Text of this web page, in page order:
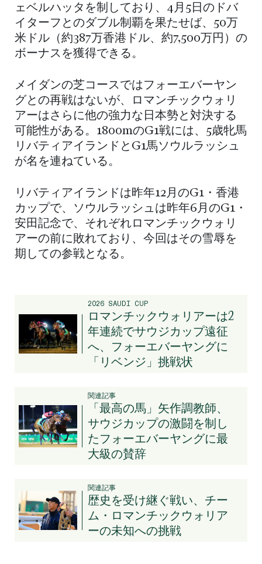
ェベルハッタを制しており、4月5日のドバ
イターフとのダブル制覇を果たせば、50万
米ドル（約387万香港ドル、約7,500万円）の
ボーナスを獲得できる。
メイダンの芝コースではフォーエバーヤン
グとの再戦はないが、ロマンチックウォリ
アーはさらに他の強力な日本勢と対決する
可能性がある。1800mのG1戦には、5歳牝馬
リバティアイランドとG1馬ソウルラッシュ
が名を連ねている。
リバティアイランドは昨年12月のG1・香港
カップで、ソウルラッシュは昨年6月のG1・
安田記念で、それぞれロマンチックウォリ
アーの前に敗れており、今回はその雪辱を
期しての参戦となる。
2026 SAUDI CUP
ロマンチックウォリアーは2
年連続でサウジカップ遠征
へ、フォーエバーヤングに
「リベンジ」挑戦状
関連記事
「最高の馬」矢作調教師、
サウジカップの激闘を制し
たフォーエバーヤングに最
大級の賛辞
関連記事
歴史を受け継ぐ戦い、チー
ム・ロマンチックウォリア
ーの未知への挑戦